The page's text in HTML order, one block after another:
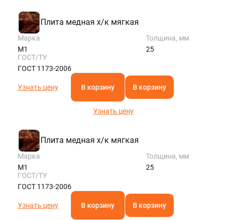
Плита медная х/к мягкая
Марка
М1
Толщина, мм
25
ГОСТ/ТУ
ГОСТ 1173-2006
Узнать цену В корзину В корзину
Узнать цену
Плита медная х/к мягкая
Марка
М1
Толщина, мм
25
ГОСТ/ТУ
ГОСТ 1173-2006
Узнать цену В корзину В корзину